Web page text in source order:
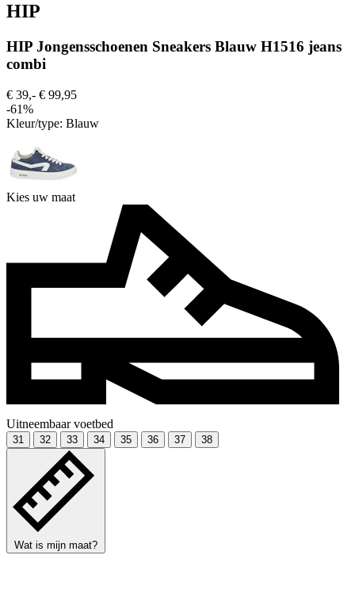
HIP
HIP Jongensschoenen Sneakers Blauw H1516 jeans
combi
€ 39,- € 99,95
-61%
Kleur/type: Blauw
Kies uw maat
Uitneembaar voetbed
31 32 33 34 35 36 37 38
Wat is mijn maat?